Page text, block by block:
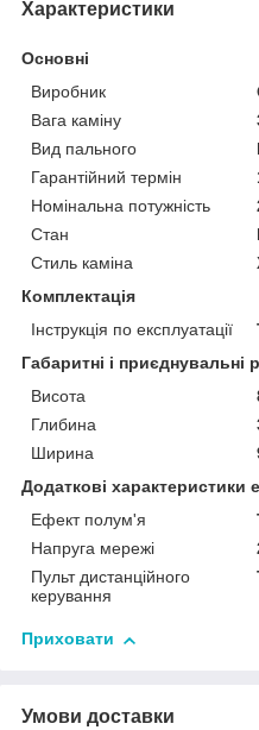
Характеристики
Основні
Виробник
Вага каміну
Вид пального
Гарантійний термін
Номінальна потужність
Стан
Стиль каміна
Комплектація
Інструкція по експлуатації
Габаритні і приєднувальні
Висота
Глибина
Ширина
Додаткові характеристики
Ефект полум'я
Напруга мережі
Пульт дистанційного
керування
Приховати
Умови доставки